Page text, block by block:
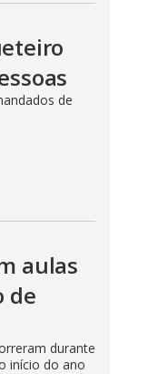
de
aulas
de
durante
início do ano